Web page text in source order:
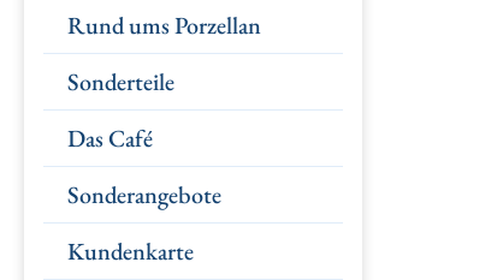
Rund ums Porzellan
Sonderteile
Das Café
Sonderangebote
Kundenkarte